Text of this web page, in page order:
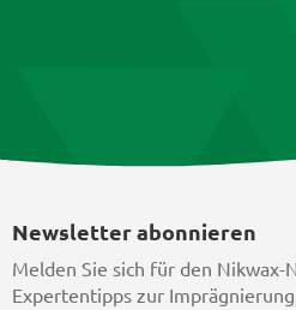
Newsletter abonnieren
Melden Sie sich für den Nikwax-
Expertentipps zur